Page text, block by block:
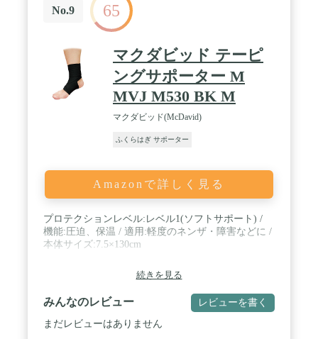
No.9 65
マクダビッド テーピ
ングサポーター M
MVJ M530 BK M
マクダビッド(McDavid)
ふくらはぎ サポーター
Amazonで詳しく見る
プロテクションレベル:レベル1(ソフトサポート) /
機能:圧迫、保温 / 適用:軽度のネンザ・障害などに /
本体サイズ:7.5×130cm
続きを見る
みんなのレビュー レビューを書く
まだレビューはありません